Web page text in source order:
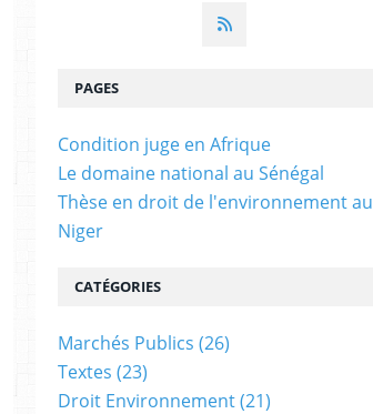
PAGES
Condition juge en Afrique
Le domaine national au Sénégal
Thèse en droit de l'environnement au
Niger
CATÉGORIES
Marchés Publics (26)
Textes (23)
Droit Environnement(21)